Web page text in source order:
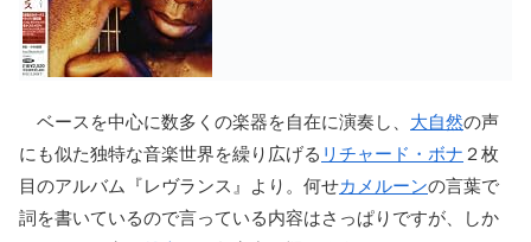
ベースを中心に数多くの楽器を自在に演奏し、 大自然の声
にも似た独特な音楽世界を繰り広げる リチャード・ボナ ２枚
目のアルバム『レヴランス』より。何せカメルーンの言葉で
詞を書いているので言っている内容はさっぱりですが、しか